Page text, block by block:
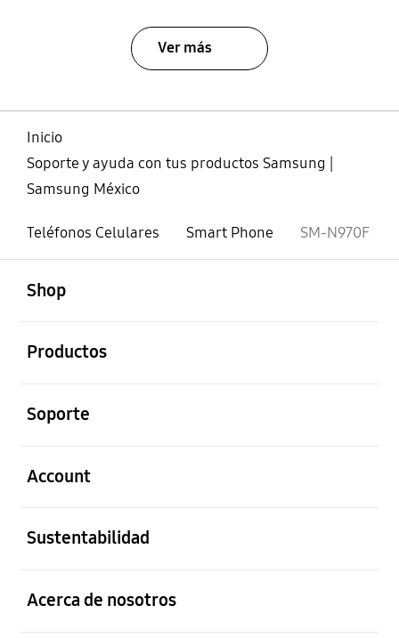
Ver más
Inicio
Soporte y ayuda con tus productos Samsung |
Samsung México
Teléfonos Celulares Smart Phone SM-N970F
Shop
Productos
Soporte
Account
Sustentabilidad
Acerca de nosotros